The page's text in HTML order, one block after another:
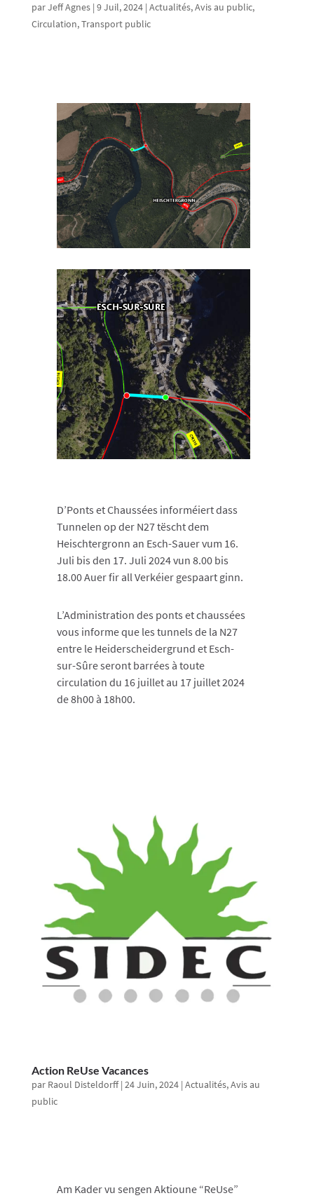
parJeff Agnes| 9 Juil, 2024| Actualités,Avis au public,
Circulation,Transport public
D’Ponts et Chaussées informéiert dass
Tunnelen op der N27 tëscht dem
Heischtergronn an Esch-Sauer vum 16.
Juli bis den 17. Juli 2024 vun 8.00 bis
18.00 Auer fir all Verkéier gespaart ginn.
L’Administration des ponts et chaussées
vous informe que les tunnels de la N27
entre le Heiderscheidergrund et Esch-
sur-Sûre seront barrées à toute
circulation du 16 juillet au 17 juillet 2024
de 8h00 à 18h00.
Action ReUse Vacances
par Raoul Disteldorff| 24 Juin, 2024| Actualités,Avis au
public
Am Kader vu sengen Aktioune “ReUse”